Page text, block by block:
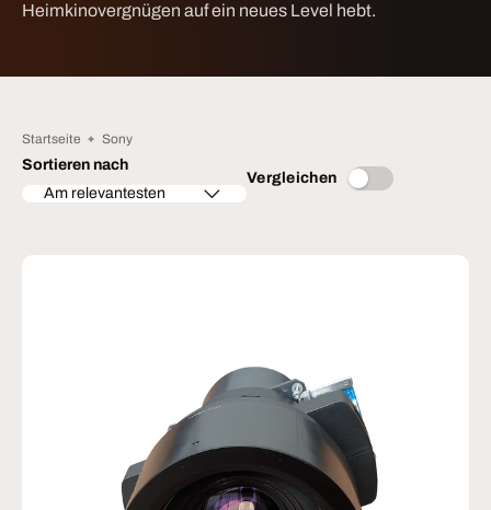
Heimkinovergnügen auf ein neues Level hebt.
Startseite Sony
Sortieren nach
Am relevantesten
Vergleichen